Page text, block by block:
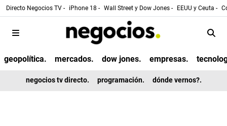
Directo Negocios TV - iPhone 18 - Wall Street y Dow Jones - EEUU y Ceuta -
geopolítica. mercados. dow jones. empresas.
negocios tv directo. programación. dónde vernos?.